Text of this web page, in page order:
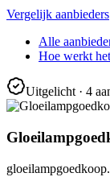
Vergelijk aanbieders
Alle
Hoe werkt het
Uitgelicht· 4